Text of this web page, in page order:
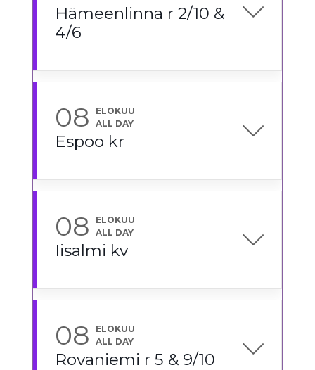
Hämeenlinna r 2/10 &
4/6
08
ELOKUU
ALL DAY
Espoo kr
08
ELOKUU
ALL DAY
Iisalmi kv
08
ELOKUU
ALL DAY
Rovaniemi r 5 & 9/10